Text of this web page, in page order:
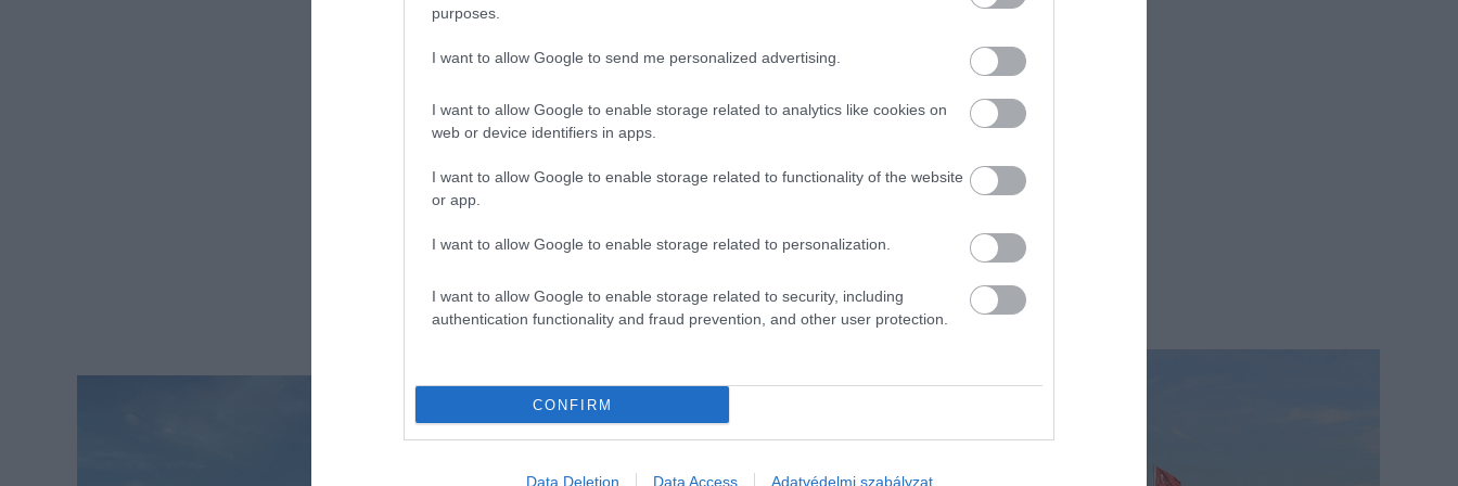
purposes.
I want to allow Google to send me personalized advertising.
I want to allow Google to enable storage related to analytics like cookies on
web or device identifiers in apps.
I want to allow Google to enable storage related to functionality of the website
or app.
I want to allow Google to enable storage related to personalization.
I want to allow Google to enable storage related to security, including
authentication functionality and fraud prevention, and other user protection.
CONFIRM
Data Deletion Data Access Adatvédelmi szabályzat